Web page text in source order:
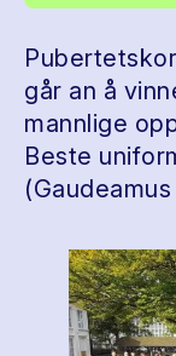
går an å
mannlige
Beste